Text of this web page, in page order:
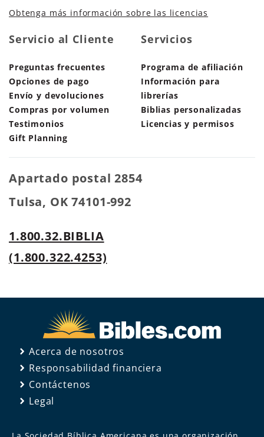
Obtenga más información sobre las licencias
Servicio al Cliente
Preguntas frecuentes
Opciones de pago
Envío y devoluciones
Compras por volumen
Testimonios
Gift Planning
Servicios
Programa de afiliación
Información para
librerías
Biblias personalizadas
Licencias y permisos
Apartado postal 2854
Tulsa, OK 74101-992
1.800.32.BIBLIA
(1.800.322.4253)
Acerca de nosotros
Responsabilidad financiera
Contáctenos
Legal